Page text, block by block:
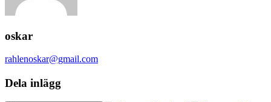
oskar
rahlenoskar@gmail.com
Dela inlägg